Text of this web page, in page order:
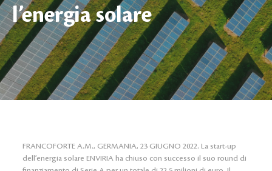
l’energia solare
FRANCOFORTE A.M., GERMANIA, 23 GIUGNO 2022. La start-up
dell’energia solare ENVIRIA ha chiuso con successo il suo round di